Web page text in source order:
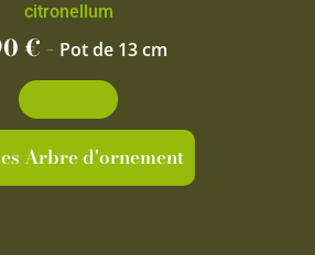
citronellum
€ - Pot de 13 cm
Arbre d'ornement